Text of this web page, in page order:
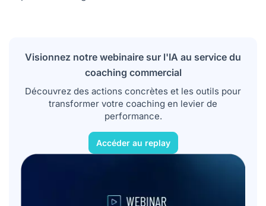
Visionnez notre webinaire sur l'IA au service du
coaching commercial
Découvrez des actions concrètes et les outils pour
transformer votre coaching en levier de
performance.
Accéder au replay